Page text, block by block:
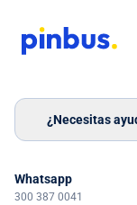
¿Necesitas
Whatsapp
300 387 0041